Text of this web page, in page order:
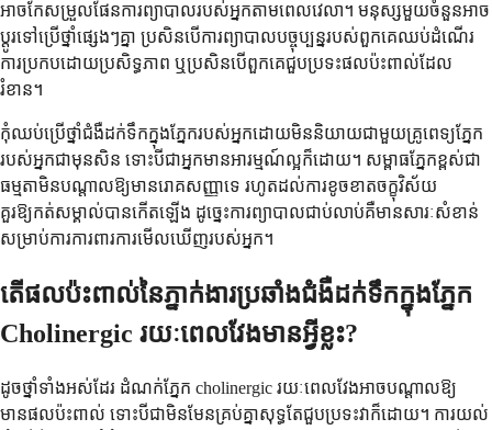
អាចកែសម្រួលផែនការព្យាបាលរបស់អ្នកតាមពេលវេលា។ មនុស្សមួយចំនួនអាច
ប្តូរទៅប្រើថ្នាំផ្សេងៗគ្នា ប្រសិនបើការព្យាបាលបច្ចុប្បន្នរបស់ពួកគេឈប់ដំណើរ
ការប្រកបដោយប្រសិទ្ធភាព ឬប្រសិនបើពួកគេជួបប្រទះផលប៉ះពាល់ដែល
រំខាន។
កុំឈប់ប្រើថ្នាំជំងឺដក់ទឹកក្នុងភ្នែករបស់អ្នកដោយមិននិយាយជាមួយគ្រូពេទ្យភ្នែក
របស់អ្នកជាមុនសិន ទោះបីជាអ្នកមានអារម្មណ៍ល្អក៏ដោយ។ សម្ពាធភ្នែកខ្ពស់ជា
ធម្មតាមិនបណ្តាលឱ្យមានរោគសញ្ញាទេ រហូតដល់ការខូចខាតចក្ខុវិស័យ
គួរឱ្យកត់សម្គាល់បានកើតឡើង ដូច្នេះការព្យាបាលជាប់លាប់គឺមានសារៈសំខាន់
សម្រាប់ការការពារការមើលឃើញរបស់អ្នក។
តើផលប៉ះពាល់នៃភ្នាក់ងារប្រឆាំងជំងឺដក់ទឹកក្នុងភ្នែក
Cholinergic រយៈពេលវែងមានអ្វីខ្លះ?
ដូចថ្នាំទាំងអស់ដែរ ដំណក់ភ្នែក cholinergic រយៈពេលវែងអាចបណ្តាលឱ្យ
មានផលប៉ះពាល់ ទោះបីជាមិនមែនគ្រប់គ្នាសុទ្ធតែជួបប្រទះវាក៏ដោយ។ ការយល់